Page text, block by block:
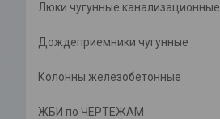
Люки чугунные канализационные
Дождеприемники чугунные
Колонны железобетонные
ЖБИ по ЧЕРТЕЖАМ